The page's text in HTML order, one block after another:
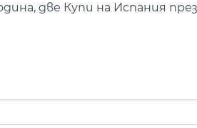
две Купи на Испания през